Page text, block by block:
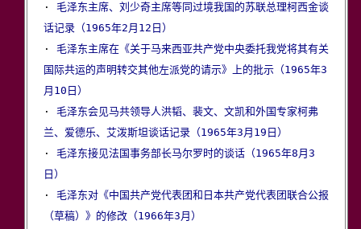
· 毛泽东主席、刘少奇主席等同过境我国的苏联总理柯西金谈
话记录（1965年2月12日）
· 毛泽东主席在《关于马来西亚共产党中央委托我党将其有关
国际共运的声明转交其他左派党的请示》上的批示（1965年3
月10日）
· 毛泽东会见马共领导人洪韬、裴文、文凯和外国专家柯弗
兰、爱德乐、艾泼斯坦谈话记录（1965年3月19日）
· 毛泽东接见法国事务部长马尔罗时的谈话（1965年8月3
日）
· 毛泽东对《中国共产党代表团和日本共产党代表团联合公报
（草稿）》的修改（1966年3月）